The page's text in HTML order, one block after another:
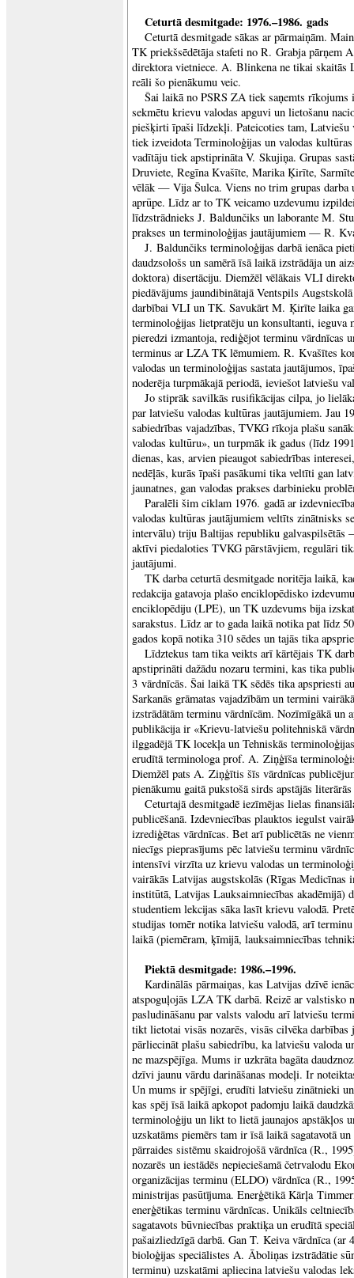
Ceturtā desmitgade: 1976.–1986. gads
Ceturtā desmitgade sākas ar pārmaiņām.
TK priekšsēdētāja stafeti no R. Grabja
direktora vietniece. A. Blinkena ne tikai skaitās
reāli šo pienākumu veic.
Šai laikā no PSRS ZA tiek saņemts rīkojums
sekmētu krievu valodas apguvi un lietošanu
piešķirti īpaši līdzekļi. Pateicoties tam, Latviešu
tiek izveidota Terminoloģijas un valodas
vadītāju tiek apstiprināta V. Skujiņa. Grupas
Druviete, Regīna Kvašīte, Marika Ķirīte,
vēlāk — Vija Šulca. Viens no trim grupas
aprūpe. Līdz ar to TK veicamo uzdevumu
līdzstrādnieks J. Baldunčiks un laborante M.
prakses un terminoloģijas jautājumiem — R.
J. Baldunčiks terminoloģijas darbā ienāca
daudzsološs un samērā īsā laikā izstrādāja un
doktora) disertāciju. Diemžēl vēlākais VLI
piedāvājums jaundibinātajā Ventspils
darbībai VLI un TK. Savukārt M. Ķirīte laika
terminoloģijas lietpratēju un konsultanti, ieguva
pieredzi izmantoja, rediģējot terminu vārdnīcas
terminus ar LZA TK lēmumiem. R. Kvašītes
valodas un terminoloģijas sastata jautājumos,
noderēja turpmākajā periodā, ieviešot latviešu
Jo stiprāk savilkās rusifikācijas cilpa, jo
par latviešu valodas kultūras jautājumiem. Jau
sabiedrības vajadzības, TVKG rīkoja plašu
valodas kultūru», un turpmāk ik gadus (līdz
dienas, kas, arvien pieaugot sabiedrības
nedēļās, kurās īpaši pasākumi tika veltīti gan
jaunatnes, gan valodas prakses darbinieku
Paralēli šim ciklam 1976. gadā ar
valodas kultūras jautājumiem veltīts zinātnisks
intervālu) triju Baltijas republiku
aktīvi piedaloties TVKG pārstāvjiem, regulāri
jautājumi.
TK darba ceturtā desmitgade noritēja laikā,
redakcija gatavoja plašo enciklopēdisko
enciklopēdiju (LPE), un TK uzdevums bija
sarakstus. Līdz ar to gada laikā notika pat līdz
gados kopā notika 310 sēdes un tajās tika
Līdztekus tam tika veikts arī kārtējais TK
apstiprināti dažādu nozaru termini, kas tika
3 vārdnīcās. Šai laikā TK sēdēs tika apspriesti
Sarkanās grāmatas vajadzībām un termini
izstrādātām terminu vārdnīcām. Nozīmīgākā un
publikācija ir «Krievu-latviešu politehniskā
ilggadējā TK locekļa un Tehniskās
erudītā terminologa prof. A. Ziņģīša
Diemžēl pats A. Ziņģītis šīs vārdnīcas
pienākumu gaitā pukstošā sirds apstājās
Ceturtajā desmitgadē iezīmējas lielas
publicēšanā. Izdevniecības plauktos iegulst
izrediģētas vārdnīcas. Bet arī publicētās ne
niecīgs pieprasījums pēc latviešu terminu
intensīvi virzīta uz krievu valodas un
vairākās Latvijas augstskolās (Rīgas Medicīnas
institūtā, Latvijas Lauksaimniecības akadēmijā)
studentiem lekcijas sāka lasīt krievu valodā.
studijas tomēr notika latviešu valodā, arī
laikā (piemēram, ķīmijā, lauksaimniecības
Piektā desmitgade: 1986.–1996.
Kardinālās pārmaiņas, kas Latvijas dzīvē
atspoguļojās LZA TK darbā. Reizē ar valstisko
pasludināšanu par valsts valodu arī latviešu
tikt lietotai visās nozarēs, visās cilvēka
pārliecināt plašu sabiedrību, ka latviešu valoda
ne mazspējīga. Mums ir uzkrāta bagāta
dzīvi jaunu vārdu darināšanas modeļi. Ir
Un mums ir spējīgi, erudīti latviešu zinātnieki
kas spēj īsā laikā apkopot padomju laikā
terminoloģiju un likt to lietā jaunajos apstākļos
uzskatāms piemērs tam ir īsā laikā sagatavotā
pārraides sistēmu skaidrojošā vārdnīca (R.,
nozarēs un iestādēs nepieciešamā četrvalodu
organizācijas terminu (ELDO) vārdnīca (R.,
ministrijas pasūtījuma. Enerģētikā Kārļa
enerģētikas terminu vārdnīcas. Unikāls
sagatavots būvniecības praktiķa un erudītā
pašaizliedzīgā darbā. Gan T. Keiva vārdnīca (ar
bioloģijas speciālistes A. Āboliņas izstrādātie
terminu) uzskatāmi apliecina latviešu valodas